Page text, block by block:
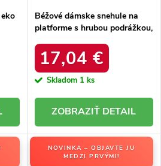
Béžové dámske snehule na
platforme s hrubou podrážkou,
925 KHAKI
17,04 €
Skladom 1 ks
DETAIL
NOVINKA – OBJAVTE JU
MEDZI PRVÝMI!